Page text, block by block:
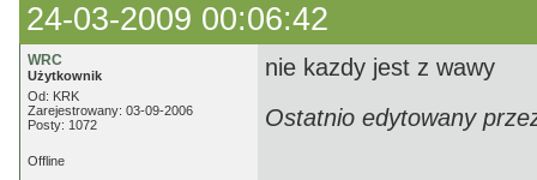
24-03-2009 00:06:42
WRC
Użytkownik
Od: KRK
Zarejestrowany: 03-09-2006
Posty: 1072
nie kazdy jest z wawy
Ostatnio edytowany
Offline